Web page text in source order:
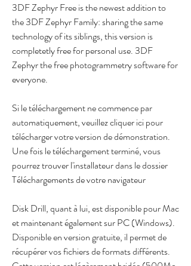
3DF Zephyr Free is the newest addition to
the 3DF Zephyr Family: sharing the same
technology of its siblings, this version is
completetly free for personal use. 3DF
Zephyr the free photogrammetry software for
everyone.
Si le téléchargement ne commence par
automatiquement, veuillez cliquer ici pour
télécharger votre version de démonstration.
Une fois le téléchargement terminé, vous
pourrez trouver l'installateur dans le dossier
Téléchargements de votre navigateur
Disk Drill, quant à lui, est disponible pour Mac
et maintenant également sur PC (Windows).
Disponible en version gratuite, il permet de
récupérer vos fichiers de formats différents.